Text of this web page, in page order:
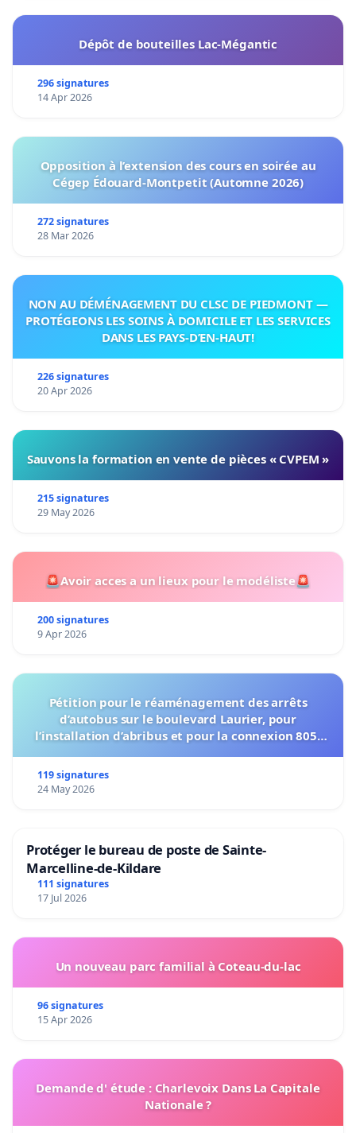
Dépôt de bouteilles Lac-Mégantic
296 signatures
14 Apr 2026
Opposition à l’extension des cours en soirée au
Cégep Édouard-Montpetit (Automne 2026)
272 signatures
28 Mar 2026
NON AU DÉMÉNAGEMENT DU CLSC DE PIEDMONT —
PROTÉGEONS LES SOINS À DOMICILE ET LES SERVICES
DANS LES PAYS-D’EN-HAUT!
226 signatures
20 Apr 2026
Sauvons la formation en vente de pièces « CVPEM »
215 signatures
29 May 2026
🚨Avoir acces a un lieux pour le modéliste🚨
200 signatures
9 Apr 2026
Pétition pour le réaménagement des arrêts
d’autobus sur le boulevard Laurier, pour
l’installation d’abribus et pour la connexion 805-
119 signatures
24 May 2026
Protéger le bureau de poste de Sainte-
Marcelline-de-Kildare
111 signatures
17 Jul 2026
Un nouveau parc familial à Coteau-du-lac
96 signatures
15 Apr 2026
Demande d' étude : Charlevoix Dans La Capitale
Nationale ?